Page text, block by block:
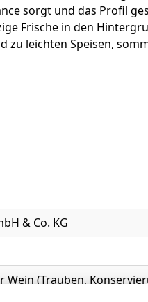
sorgt und das Profil
Frische in den
leichten Speisen,
& Co. KG
(Trauben,